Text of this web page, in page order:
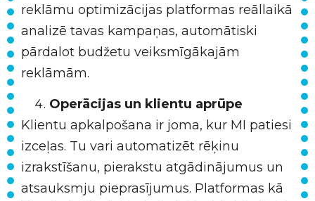
reklāmu optimizācijas platformas reāllaikā
analizē tavas kampaņas, automātiski
pārdalot budžetu veiksmīgākajām
reklāmām.
Operācijas un klientu aprūpe
Klientu apkalpošana ir joma, kur MI patiesi
izceļas. Tu vari automatizēt rēķinu
izrakstīšanu, pierakstu atgādinājumus un
atsauksmju pieprasījumus. Platformas kā